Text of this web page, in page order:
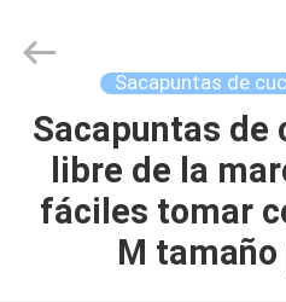
EN
CASA
PRODUCTOS
Electric
Appliance
Rights
Reserved.
Sacapuntas de
Sacapuntas de
libre de la
fáciles tomar
M